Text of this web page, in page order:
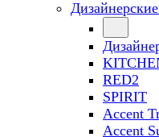
RED2
SPIRIT
Accent
Accent